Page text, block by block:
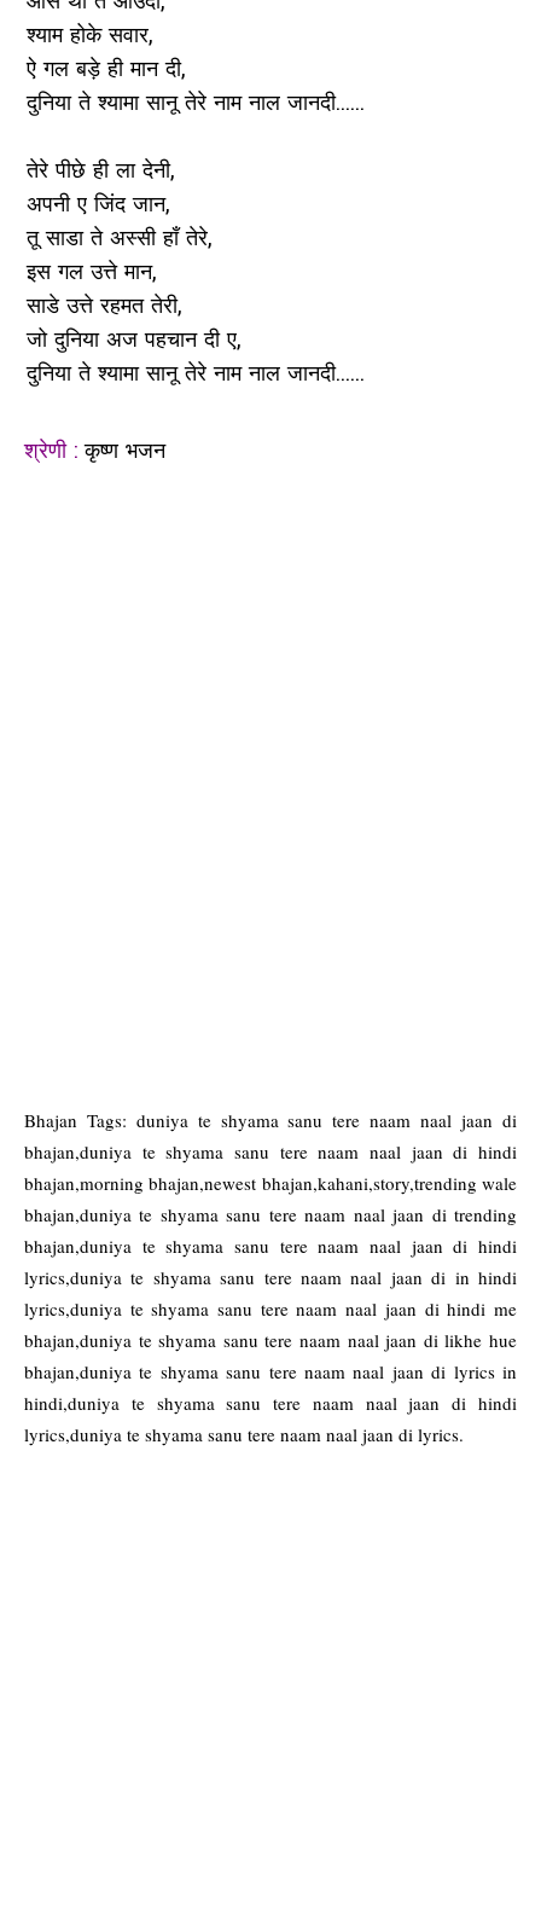
श्याम होके सवार,
ऐ गल बड़े ही मान दी,
दुनिया ते श्यामा सानू तेरे नाम नाल जानदी......
तेरे पीछे ही ला देनी,
अपनी ए जिंद जान,
तू साडा ते अस्सी हाँ तेरे,
इस गल उत्ते मान,
साडे उत्ते रहमत तेरी,
जो दुनिया अज पहचान दी ए,
दुनिया ते श्यामा सानू तेरे नाम नाल जानदी......
श्रेणी :कृष्ण भजन
Bhajan Tags: duniya te shyama sanu tere naam naal jaan di
bhajan,duniya te shyama sanu tere naam naal jaan di hindi
bhajan,morning bhajan,newest bhajan,kahani,story,trending wale
bhajan,duniya te shyama sanu tere naam naal jaan di trending
bhajan,duniya te shyama sanu tere naam naal jaan di hindi
lyrics,duniya te shyama sanu tere naam naal jaan di in hindi
lyrics,duniya te shyama sanu tere naam naal jaan di hindi me
bhajan,duniya te shyama sanu tere naam naal jaan di likhe hue
bhajan,duniya te shyama sanu tere naam naal jaan di lyrics in
hindi,duniya te shyama sanu tere naam naal jaan di hindi
lyrics,duniya te shyama sanu tere naam naal jaan di lyrics.